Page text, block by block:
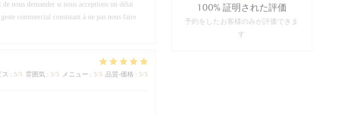
nous demander si nous acceptions un délai
commercial consistant à ne pas nous faire
ス : 5/5 雰囲気: 5/5 メニュー : 5/5 品質-価格 : 5/5
100% 証明された評価
予約をしたお客様のみが評価できま
す